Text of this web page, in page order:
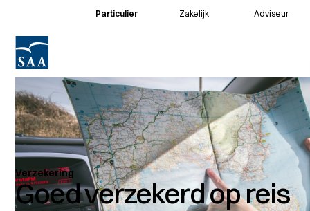
Particulier Zakelijk Adviseur
Voor klanten
Voor adviseurs
Verzekering
Goed verzekerd op reis